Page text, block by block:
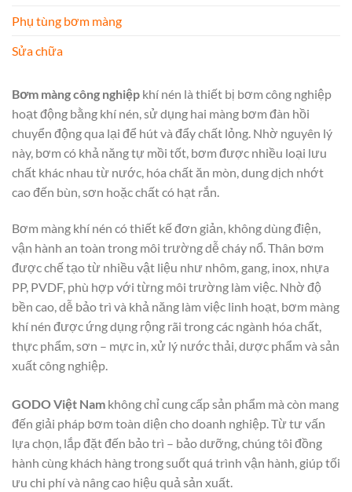
Phụ tùng bơm màng
Sửa chữa
Bơm màng công nghiệp khí nén là thiết bị bơm công nghiệp
hoạt động bằng khí nén, sử dụng hai màng bơm đàn hồi
chuyển động qua lại để hút và đẩy chất lỏng. Nhờ nguyên lý
này, bơm có khả năng tự mồi tốt, bơm được nhiều loại lưu
chất khác nhau từ nước, hóa chất ăn mòn, dung dịch nhớt
cao đến bùn, sơn hoặc chất có hạt rắn.
Bơm màng khí nén có thiết kế đơn giản, không dùng điện,
vận hành an toàn trong môi trường dễ cháy nổ. Thân bơm
được chế tạo từ nhiều vật liệu như nhôm, gang, inox, nhựa
PP, PVDF, phù hợp với từng môi trường làm việc. Nhờ độ
bền cao, dễ bảo trì và khả năng làm việc linh hoạt, bơm màng
khí nén được ứng dụng rộng rãi trong các ngành hóa chất,
thực phẩm, sơn – mực in, xử lý nước thải, dược phẩm và sản
xuất công nghiệp.
GODO Việt Nam không chỉ cung cấp sản phẩm mà còn mang
đến giải pháp bơm toàn diện cho doanh nghiệp. Từ tư vấn
lựa chọn, lắp đặt đến bảo trì – bảo dưỡng, chúng tôi đồng
hành cùng khách hàng trong suốt quá trình vận hành, giúp tối
ưu chi phí và nâng cao hiệu quả sản xuất.